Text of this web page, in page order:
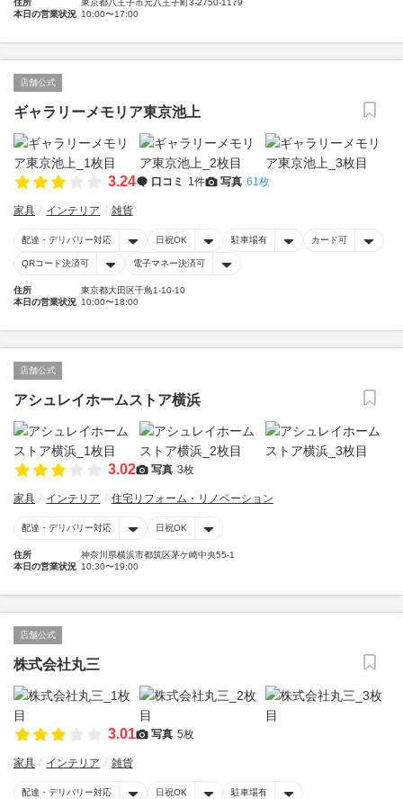
住所
東京都八王子市元八王子町3-2750-1179
本日の営業状況 10:00〜17:00
店舗公式
ギャラリーメモリア東京池上
3.24 口コミ 1件 写真 61枚
家具 インテリア 雑貨
配達・デリバリー対応 日祝OK 駐車場有 カード可
QRコード決済可 電子マネー決済可
住所
東京都大田区千鳥1-10-10
本日の営業状況 10:00〜18:00
店舗公式
アシュレイホームストア横浜
3.02 写真 3枚
家具 インテリア 住宅リフォーム・リノベーション
配達・デリバリー対応 日祝OK
住所
神奈川県横浜市都筑区茅ケ崎中央55-1
本日の営業状況 10:30〜19:00
店舗公式
株式会社丸三
3.01 写真 5枚
家具 インテリア 雑貨
配達・デリバリー対応 日祝OK 駐車場有